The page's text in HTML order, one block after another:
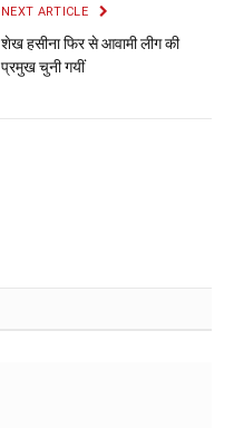
NEXT ARTICLE
शेख हसीना फिर से आवामी लीग की
प्रमुख चुनी गयीं